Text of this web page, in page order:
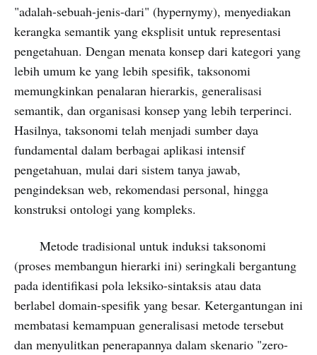
"adalah-sebuah-jenis-dari" (hypernymy), menyediakan
kerangka semantik yang eksplisit untuk representasi
pengetahuan. Dengan menata konsep dari kategori yang
lebih umum ke yang lebih spesifik, taksonomi
memungkinkan penalaran hierarkis, generalisasi
semantik, dan organisasi konsep yang lebih terperinci.
Hasilnya, taksonomi telah menjadi sumber daya
fundamental dalam berbagai aplikasi intensif
pengetahuan, mulai dari sistem tanya jawab,
pengindeksan web, rekomendasi personal, hingga
konstruksi ontologi yang kompleks.
Metode tradisional untuk induksi taksonomi
(proses membangun hierarki ini) seringkali bergantung
pada identifikasi pola leksiko-sintaksis atau data
berlabel domain-spesifik yang besar. Ketergantungan ini
membatasi kemampuan generalisasi metode tersebut
dan menyulitkan penerapannya dalam skenario "zero-